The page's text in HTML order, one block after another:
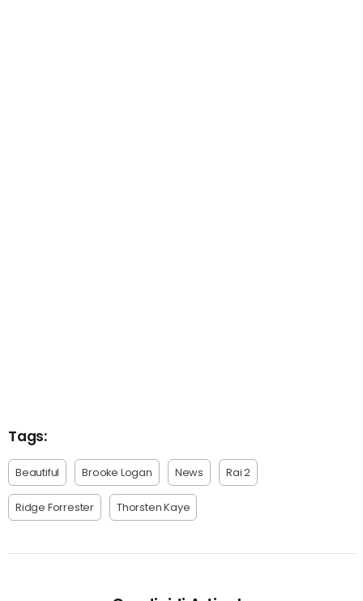
Tags:
Beautiful Brooke Logan News Rai 2
Ridge Forrester Thorsten Kaye